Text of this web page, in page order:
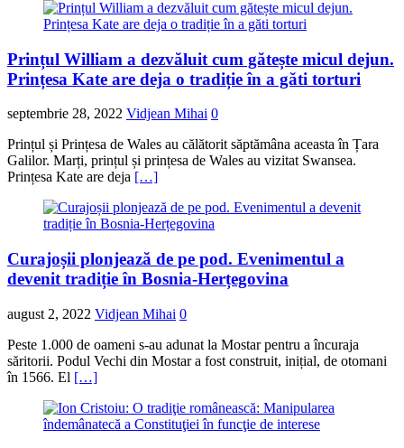
Prințul William a dezvăluit cum gătește micul dejun.
Prințesa Kate are deja o tradiție în a găti torturi
septembrie 28, 2022 Vidjean Mihai 0
Prințul și Prințesa de Wales au călătorit săptămâna aceasta în Țara
Galilor. Marți, prințul și prințesa de Wales au vizitat Swansea.
Prințesa Kate are deja […]
Curajoșii plonjează de pe pod. Evenimentul a
devenit tradiție în Bosnia-Herțegovina
august 2, 2022 Vidjean Mihai 0
Peste 1.000 de oameni s-au adunat la Mostar pentru a încuraja
săritorii. Podul Vechi din Mostar a fost construit, inițial, de otomani
în 1566. El […]